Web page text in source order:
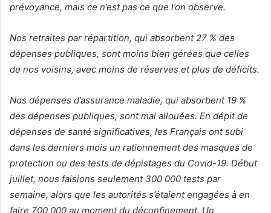
prévoyance, mais ce n’est pas ce que l’on observe.
Nos retraites par répartition, qui absorbent 27 % des
dépenses publiques, sont moins bien gérées que celles
de nos voisins, avec moins de réserves et plus de déficits.
Nos dépenses d’assurance maladie, qui absorbent 19 %
des dépenses publiques, sont mal allouées. En dépit de
dépenses de santé significatives, les Français ont subi
dans les derniers mois un rationnement des masques de
protection ou des tests de dépistages du Covid-19. Début
juillet, nous faisions seulement 300 000 tests par
semaine, alors que les autorités s’étaient engagées à en
faire 700 000 au moment du déconfinement. Un